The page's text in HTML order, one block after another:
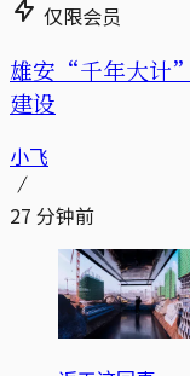
仅限会员
雄安“千年大计
建设
小飞
27 分钟前